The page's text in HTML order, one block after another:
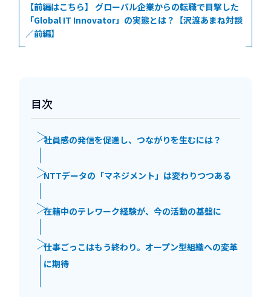
【前編はこちら】 グローバル企業からの転職で目撃した
「Global IT Innovator」の実態とは？【沢渡あまね対談
／前編】
目次
社員感の発信を促進し、つながりを生むには？
NTTデータの「マネジメント」は変わりつつある
在籍中のテレワーク経験が、今の活動の基盤に
仕事ごっこはもう終わり。オープン型組織への変革
に期待